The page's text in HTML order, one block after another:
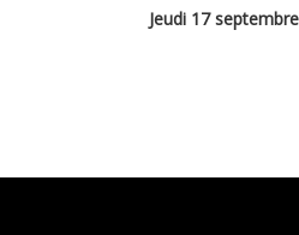
Jeudi 17